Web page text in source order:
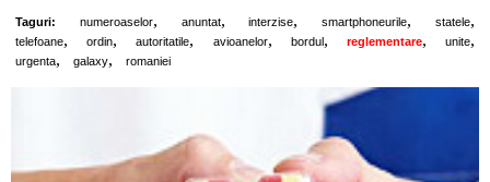
Taguri: numeroaselor, anuntat, interzise, smartphoneurile, statele,
telefoane, ordin, autoritatile, avioanelor, bordul, reglementare, unite,
urgenta, galaxy, romaniei